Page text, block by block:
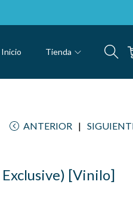
Inicio Tienda
ANTERIOR
[Vinilo]